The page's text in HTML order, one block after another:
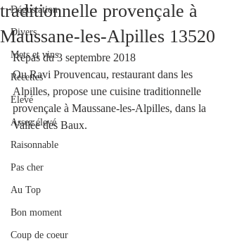
Dégustation
Divers
Mets et vins
Recettes
Elevé
Assez élevé
Raisonnable
Pas cher
Au Top
Bon moment
Coup de coeur
traditionnelle provençale à
Maussane-les-Alpilles 13520
Repas du 3 septembre 2018
Ou Ravi Prouvencau, restaurant dans les
Alpilles, propose une cuisine traditionnelle
provençale à Maussane-les-Alpilles, dans la
Vallée des Baux.